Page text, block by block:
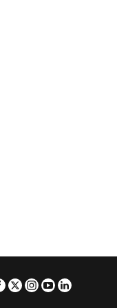
Facebook
TwitterInstagram
Youtube